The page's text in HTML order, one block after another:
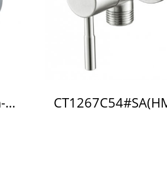
CT127C16 วาล์วเปิด-ปิดน้ำ สำหรับฝักบัว รุ่น CROSS